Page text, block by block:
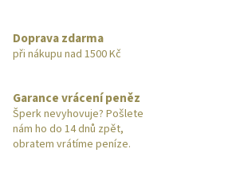
Doprava zdarma
při nákupu nad 1500 Kč
Garance vrácení peněz
Šperk nevyhovuje? Pošlete
nám ho do 14 dnů zpět,
obratem vrátíme peníze.